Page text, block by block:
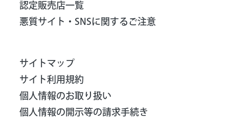
認定販売店一覧
悪質サイト・SNSに関するご注意
サイトマップ
サイト利用規約
個人情報のお取り扱い
個人情報の開示等の請求手続き